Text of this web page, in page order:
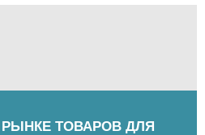
РЫНКЕ ТОВАРОВ ДЛЯ